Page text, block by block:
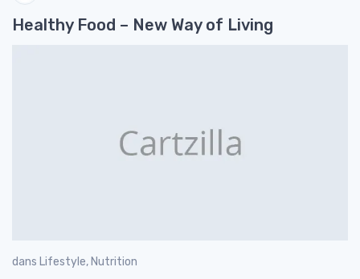
Healthy Food – New Way of Living
dans Lifestyle, Nutrition